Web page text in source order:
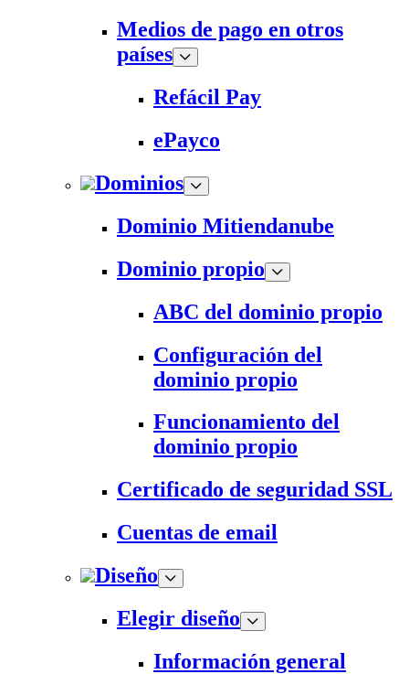
Medios de pago en otros
países
Refácil Pay
ePayco
Dominios
Dominio Mitiendanube
Dominio propio
ABC del dominio propio
Configuración del
dominio propio
Funcionamiento del
dominio propio
Certificado de seguridad SSL
Cuentas de email
Diseño
Elegir diseño
Información general